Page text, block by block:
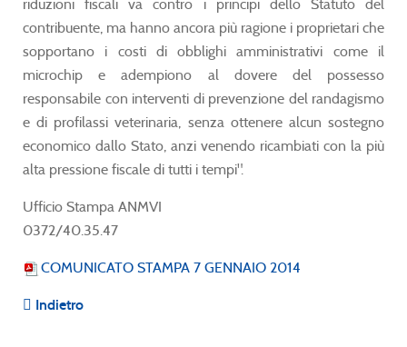
riduzioni fiscali va contro i principi dello Statuto del
contribuente, ma hanno ancora più ragione i proprietari che
sopportano i costi di obblighi amministrativi come il
microchip e adempiono al dovere del possesso
responsabile con interventi di prevenzione del randagismo
e di profilassi veterinaria, senza ottenere alcun sostegno
economico dallo Stato, anzi venendo ricambiati con la più
alta pressione fiscale di tutti i tempi".
Ufficio Stampa ANMVI
0372/40.35.47
COMUNICATO STAMPA 7 GENNAIO 2014
Indietro